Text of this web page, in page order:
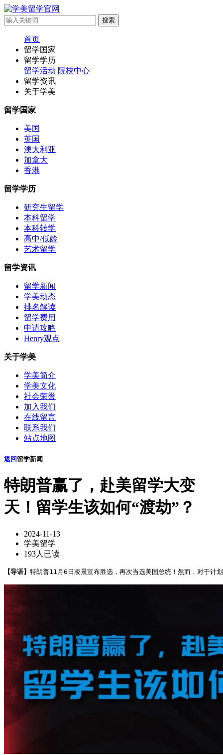
首页
留学国家
留学学历
留学活动 院校中心
留学资讯
关于学美
留学国家
美国
英国
澳大利亚
加拿大
香港
留学学历
研究生留学
本科留学
本科转学
高中/低龄
艺术留学
留学资讯
留学新闻
学美动态
排名解读
留学费用
申请攻略
Henry观点
关于学美
学美简介
学美文化
社会荣誉
加入我们
在线留言
联系我们
站点地图
返回 留学新闻
特朗普赢了，赴美留学大变
天！留学生该如何“渡劫”？
2024-11-13
学美留学
193人已读
【导语】 特朗普11月6日凌晨宣布胜选，再次当选美国总统！然而，对于